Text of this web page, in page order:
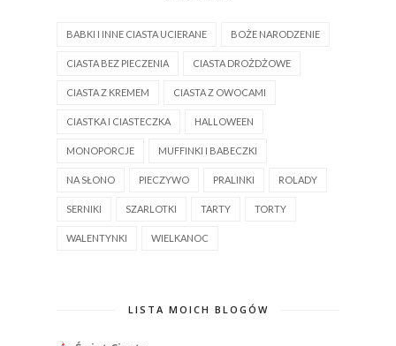
BABKI I INNE CIASTA UCIERANE BOŻE NARODZENIE
CIASTA BEZ PIECZENIA CIASTA DROŻDŻOWE
CIASTA Z KREMEM CIASTA Z OWOCAMI
CIASTKA I CIASTECZKA HALLOWEEN
MONOPORCJE MUFFINKI I BABECZKI
NA SŁONO PIECZYWO PRALINKI ROLADY
SERNIKI SZARLOTKI TARTY TORTY
WALENTYNKI WIELKANOC
LISTA MOICH BLOGÓW